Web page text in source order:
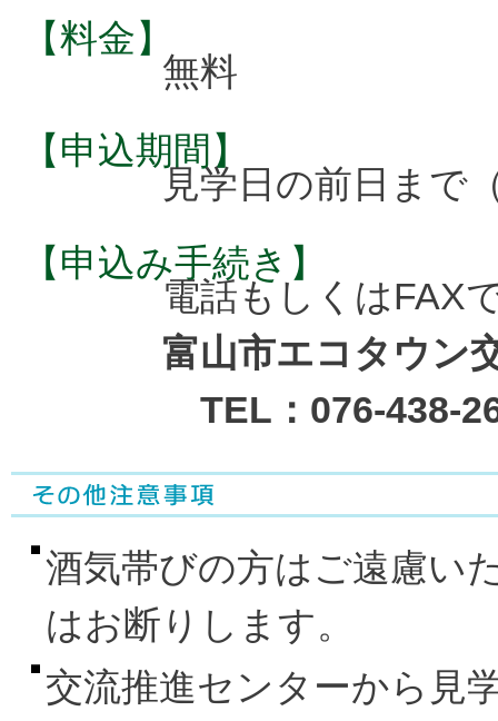
【料金】
無料
【申込期間】
見学日の前日まで
【申込み手続き】
電話もしくはFAX
富山市エコタウン
TEL：076-438-
酒気帯びの方はご遠慮い
はお断りします。
交流推進センターから見